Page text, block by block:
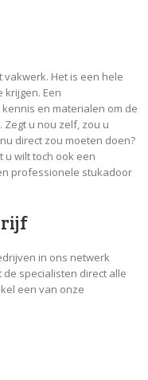
Het is een hele
krijgen. Een
en materialen om de
u nou zelf, zou u
direct zou moeten doen?
u wilt toch ook een
professionele stukadoor
in ons netwerk
specialisten direct alle
een van onze